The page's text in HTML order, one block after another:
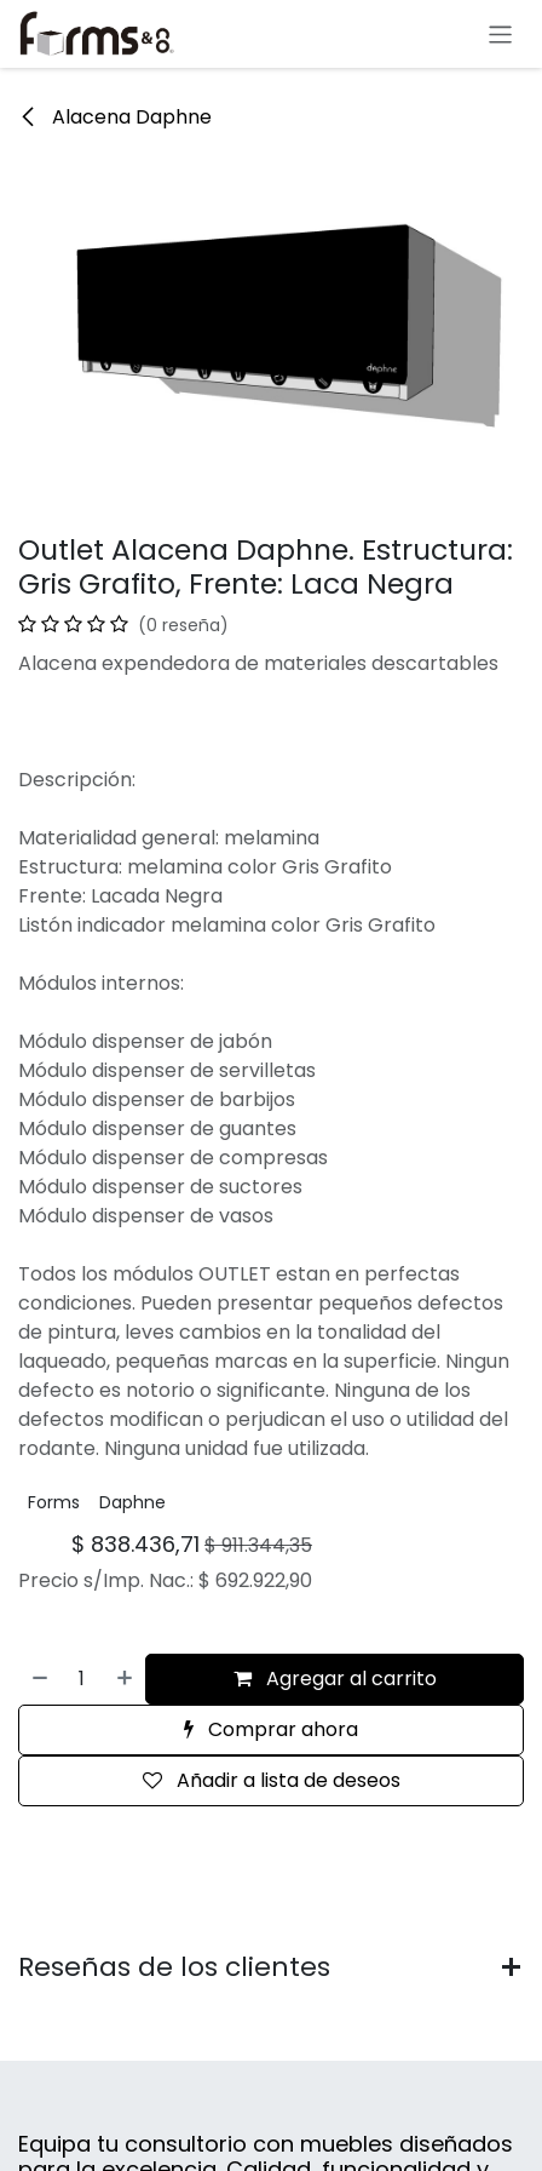
Ir al contenido
Alacena Daphne
Outlet Alacena Daphne. Estructura:
Gris Grafito, Frente: Laca Negra
(0 reseña)
Alacena expendedora de materiales descartables
Descripción:
Materialidad general: melamina
Estructura: melamina color Gris Grafito
Frente: Lacada Negra
Listón indicador melamina color Gris Grafito
Módulos internos:
Módulo dispenser de jabón
Módulo dispenser de servilletas
Módulo dispenser de barbijos
Módulo dispenser de guantes
Módulo dispenser de compresas
Módulo dispenser de suctores
Módulo dispenser de vasos
Todos los módulos OUTLET estan en perfectas
condiciones. Pueden presentar pequeños defectos
de pintura, leves cambios en la tonalidad del
laqueado, pequeñas marcas en la superficie. Ningun
defecto es notorio o significante. Ninguna de los
defectos modifican o perjudican el uso o utilidad del
rodante. Ninguna unidad fue utilizada.
Forms Daphne
$ 838.436,71 $911.344,35
Precio s/Imp. Nac.: $ 692.922,90
Agregar al carrito
Comprar ahora
Añadir a lista de deseos
Reseñas de los clientes
Equipa tu consultorio con muebles diseñados